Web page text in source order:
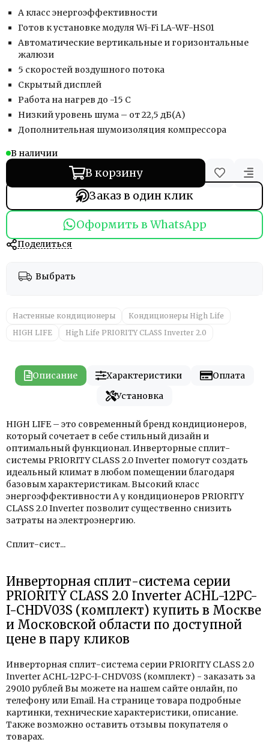
А класс энергоэффективности
Готов к установке модуля Wi-Fi LA-WF-HS01
Автоматические вертикальные и горизонтальные
жалюзи
5 скоростей воздушного потока
Скрытый дисплей
Работа на нагрев до -15 С
Низкий уровень шума – от 22,5 дБ(А)
Дополнительная шумоизоляция компрессора
В наличии
В корзину
Заказ в один клик
Оформить в WhatsApp
Поделиться
Выбрать
Настенные кондиционеры
Кондиционеры High Life
HIGH LIFE
High Life PRIORITY CLASS Inverter 2.0
Описание Характеристики
Оплата
Установка
HIGH LIFE – это современный бренд кондиционеров,
который сочетает в себе стильный дизайн и
оптимальный функционал. Инверторные сплит-
системы PRIORITY CLASS 2.0 Inverter помогут создать
идеальный климат в любом помещении благодаря
базовым характеристикам. Высокий класс
энергоэффективности А у кондиционеров PRIORITY
CLASS 2.0 Inverter позволит существенно снизить
затраты на электроэнергию.
Сплит-сист...
Инверторная сплит-система серии
PRIORITY CLASS 2.0 Inverter ACHL-12PC-
I-CHDV03S (комплект) купить в Москве
и Московской области по доступной
цене в пару кликов
Инверторная сплит-система серии PRIORITY CLASS 2.0
Inverter ACHL-12PC-I-CHDV03S (комплект) - заказать за
29010 рублей Вы можете на нашем сайте онлайн, по
телефону или Email. На странице товара подробные
картинки, технические характеристики, описание.
Также возможно оставить отзывы покупателя о
товарах.